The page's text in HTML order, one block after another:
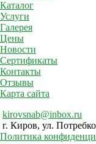
Каталог
Услуги
Галерея
Цены
Новости
Сертификаты
Контакты
Отзывы
Карта сайта
kirovsnab@inbox.ru
г. Киров, ул.
Политика